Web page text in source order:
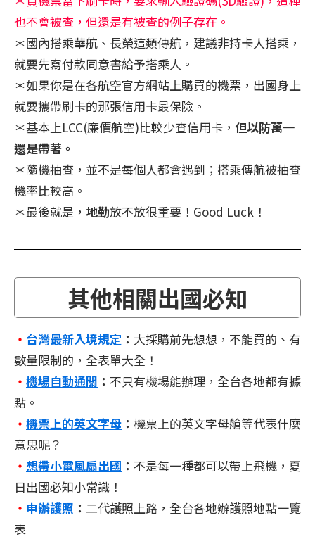
也不會被查，但還是有被查的例子存在。
＊國內搭乘華航、長榮這類傳航，建議非持卡人搭乘，
就要先寫付款同意書給予搭乘人。
＊如果你是在各航空官方網站上購買的機票，出國身上
就要攜帶刷卡的那張信用卡最保險。
＊基本上LCC(廉價航空)比較少查信用卡， 但以防萬一
還是帶著。
＊隨機抽查，並不是每個人都會遇到；搭乘傳航被抽查
機率比較高。
＊最後就是， 地勤放不放很重要！Good Luck！
其他相關出國必知
‧ 台灣最新入境規定 ： 大採購前先想想，不能買的、有
數量限制的，全表單大全！
‧ 機場自動通關 ： 不只有機場能辦理，全台各地都有據
點。
‧ 機票上的英文字母 ： 機票上的英文字母艙等代表什麼
意思呢？
‧ 想帶小電風扇出國 ： 不是每一種都可以帶上飛機，夏
日出國必知小常識！
‧ 申辦護照 ： 二代護照上路，全台各地辦護照地點一覽
表